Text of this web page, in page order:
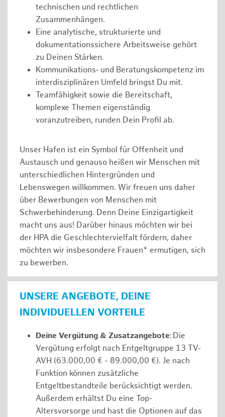
technischen und rechtlichen
Zusammenhängen.
Eine analytische, strukturierte und
dokumentationssichere Arbeitsweise gehört
zu Deinen Stärken.
Kommunikations‑ und Beratungskompetenz im
interdisziplinären Umfeld bringst Du mit.
Teamfähigkeit sowie die Bereitschaft,
komplexe Themen eigenständig
voranzutreiben, runden Dein Profil ab.
Unser Hafen ist ein Symbol für Offenheit und
Austausch und genauso heißen wir Menschen mit
unterschiedlichen Hintergründen und
Lebenswegen willkommen. Wir freuen uns daher
über Bewerbungen von Menschen mit
Schwerbehinderung. Denn Deine Einzigartigkeit
macht uns aus! Darüber hinaus möchten wir bei
der HPA die Geschlechtervielfalt fördern, daher
möchten wir insbesondere Frauen* ermutigen, sich
zu bewerben.
UNSERE ANGEBOTE, DEINE
INDIVIDUELLEN VORTEILE
Deine Vergütung & Zusatzangebote: Die
Vergütung erfolgt nach Entgeltgruppe 13 TV-
AVH (63.000,00 € - 89.000,00 €). Je nach
Funktion können zusätzliche
Entgeltbestandteile berücksichtigt werden.
Außerdem erhältst Du eine Top-
Altersvorsorge und hast die Optionen auf das